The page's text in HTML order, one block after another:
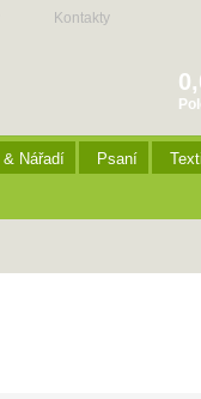
Kontakty
& Nářadí Psaní